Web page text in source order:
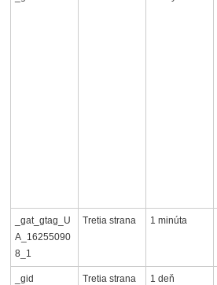
_gat_gtag_U
A_16255090
8_1
Tretia strana 1 minúta
_gid Tretia strana 1 deň